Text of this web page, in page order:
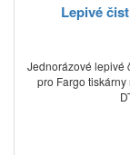
Lepivé
Jednorázové lepivé
pro Fargo tiskárny